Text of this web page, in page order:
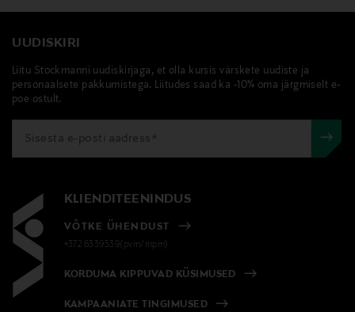
UUDISKIRI
Liitu Stockmanni uudiskirjaga, et olla kursis värskete uudiste ja
personaalsete pakkumistega. Liitudes saad ka -10% oma järgmiselt e-
poe ostult.
KLIENDITEENINDUS
VÕTKE ÜHENDUST
+372 6339539(pvm/mpm)
KORDUMA KIPPUVAD KÜSIMUSED
KAMPAANIATE TINGIMUSED